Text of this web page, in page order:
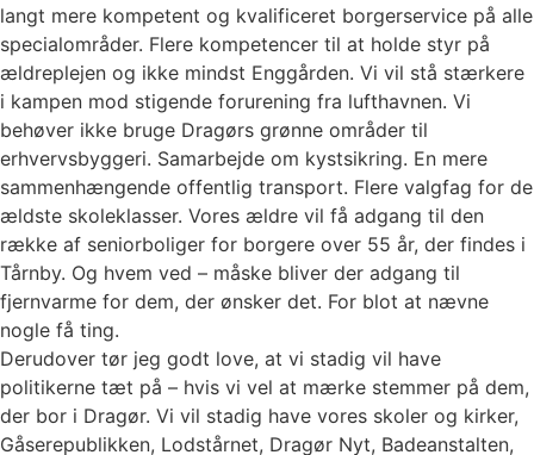
langt mere kompetent og kvalificeret borgerservice på alle
specialområder. Flere kompetencer til at holde styr på
ældreplejen og ikke mindst Enggården. Vi vil stå stærkere
i kampen mod stigende forurening fra lufthavnen. Vi
behøver ikke bruge Dragørs grønne områder til
erhvervsbyggeri. Samarbejde om kystsikring. En mere
sammenhængende offentlig transport. Flere valgfag for de
ældste skoleklasser. Vores ældre vil få adgang til den
række af seniorboliger for borgere over 55 år, der findes i
Tårnby. Og hvem ved – måske bliver der adgang til
fjernvarme for dem, der ønsker det. For blot at nævne
nogle få ting.
Derudover tør jeg godt love, at vi stadig vil have
politikerne tæt på – hvis vi vel at mærke stemmer på dem,
der bor i Dragør. Vi vil stadig have vores skoler og kirker,
Gåserepublikken, Lodstårnet, Dragør Nyt, Badeanstalten,